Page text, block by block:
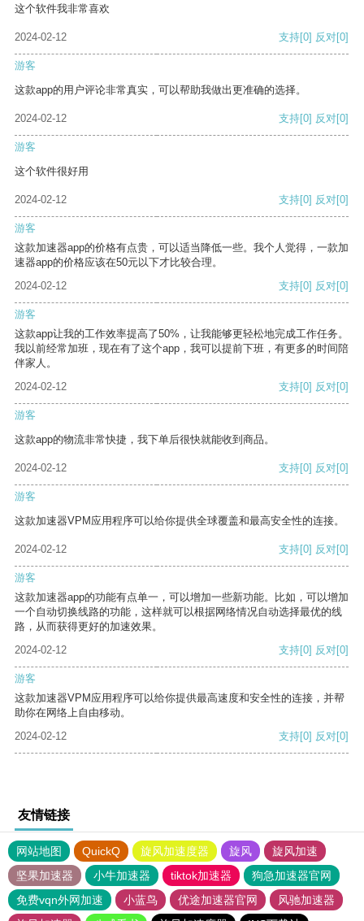
这个软件我非常喜欢
2024-02-12 支持[0] 反对[0]
游客
这款app的用户评论非常真实，可以帮助我做出更准确的选择。
2024-02-12 支持[0] 反对[0]
游客
这个软件很好用
2024-02-12 支持[0] 反对[0]
游客
这款加速器app的价格有点贵，可以适当降低一些。我个人觉得，一款加
速器app的价格应该在50元以下才比较合理。
2024-02-12
支持[0] 反对[0]
游客
这款app让我的工作效率提高了50%，让我能够更轻松地完成工作任务。
我以前经常加班，现在有了这个app，我可以提前下班，有更多的时间陪
伴家人。
2024-02-12
支持[0] 反对[0]
游客
这款app的物流非常快捷，我下单后很快就能收到商品。
2024-02-12 支持[0] 反对[0]
游客
这款加速器VPM应用程序可以给你提供全球覆盖和最高安全性的连接。
2024-02-12 支持[0] 反对[0]
游客
这款加速器app的功能有点单一，可以增加一些新功能。比如，可以增加
一个自动切换线路的功能，这样就可以根据网络情况自动选择最优的线
路，从而获得更好的加速效果。
2024-02-12
支持[0] 反对[0]
游客
这款加速器VPM应用程序可以给你提供最高速度和安全性的连接，并帮
助你在网络上自由移动。
2024-02-12
支持[0] 反对[0]
友情链接
网站地图 QuickQ 旋风加速度器 旋风
旋风加速
坚果加速器
小牛加速器 tiktok加速器
狗急加速器官网
免费vqn外网加速
小蓝鸟 优途加速器官网
风驰加速器